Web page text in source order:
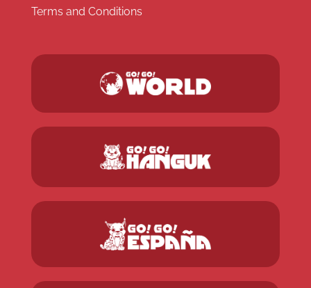
Terms and Conditions